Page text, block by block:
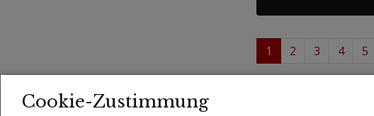
1 2 3 4 5
Cookie-Zustimmung